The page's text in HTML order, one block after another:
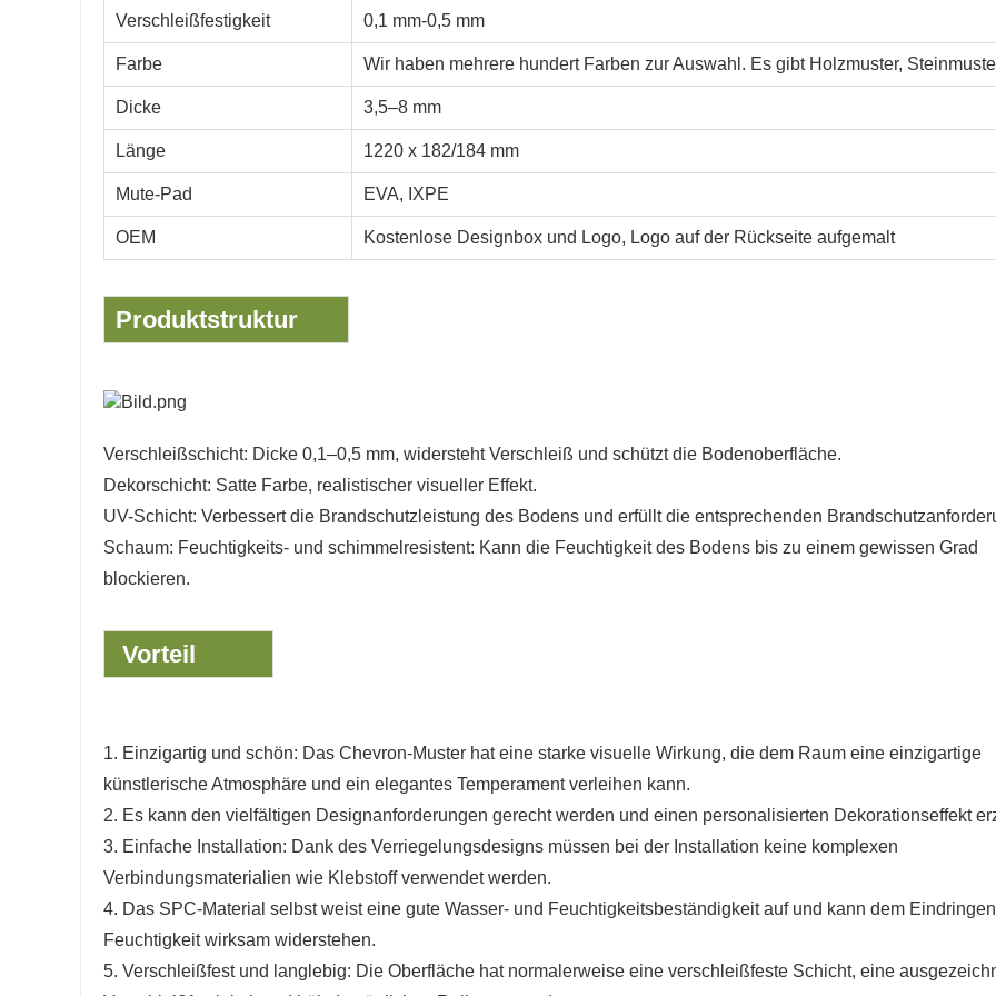
Verschleißfestigkeit 0,1 mm-0,5 mm
Farbe Wir haben mehrere hundert Farben zur Auswahl. Es gibt Holzmuster,
Dicke 3,5–8 mm
Länge 1220 x 182/184 mm
Mute-Pad EVA, IXPE
OEM Kostenlose Designbox und Logo, Logo auf der Rückseite aufgemalt
Produktstruktur
Verschleißschicht: Dicke 0,1–0,5 mm, widersteht Verschleiß und schützt die Bodenoberfläche.
Dekorschicht: Satte Farbe, realistischer visueller Effekt.
UV-Schicht: Verbessert die Brandschutzleistung des Bodens und erfüllt die entsprechenden
Schaum: Feuchtigkeits- und schimmelresistent: Kann die Feuchtigkeit des Bodens bis zu einem gewissen Grad
blockieren.
Vorteil
1. Einzigartig und schön: Das Chevron-Muster hat eine starke visuelle Wirkung, die dem Raum eine einzigartige
künstlerische Atmosphäre und ein elegantes Temperament verleihen kann.
2. Es kann den vielfältigen Designanforderungen gerecht werden und einen personalisierten Dekorationseffekt
3. Einfache Installation: Dank des Verriegelungsdesigns müssen bei der Installation keine komplexen
Verbindungsmaterialien wie Klebstoff verwendet werden.
4. Das SPC-Material selbst weist eine gute Wasser- und Feuchtigkeitsbeständigkeit auf und kann dem
Feuchtigkeit wirksam widerstehen.
5. Verschleißfest und langlebig: Die Oberfläche hat normalerweise eine verschleißfeste Schicht, eine